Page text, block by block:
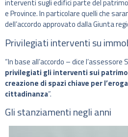
interventi sugli edifici parte del
e Province. In particolare quelli che
dell’accordo approvato dalla Giunta
Privilegiati interventi su
“In base all’accordo – dice
privilegiati gli interventi sui
creazione di spazi chiave per
cittadinanza”.
Gli stanziamenti negli anni